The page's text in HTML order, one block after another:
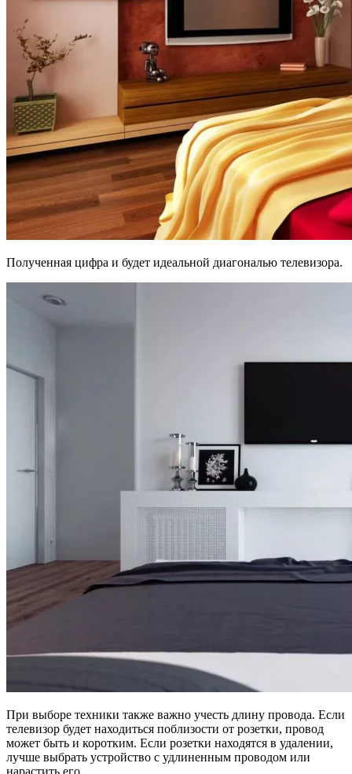
Полученная цифра и будет идеальной диагональю телевизора.
При выборе техники также важно учесть длину провода. Если
телевизор будет находиться поблизости от розетки, провод
может быть и коротким. Если розетки находятся в удалении,
лучше выбрать устройство с удлиненным проводом или
нарастить его.